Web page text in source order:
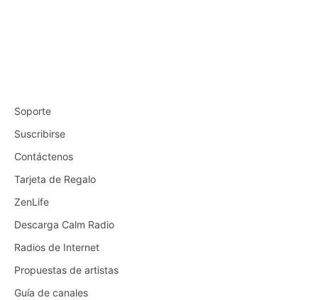
Soporte
Suscribirse
Contáctenos
Tarjeta de Regalo
ZenLife
Descarga Calm Radio
Radios de Internet
Propuestas de artistas
Guía de canales